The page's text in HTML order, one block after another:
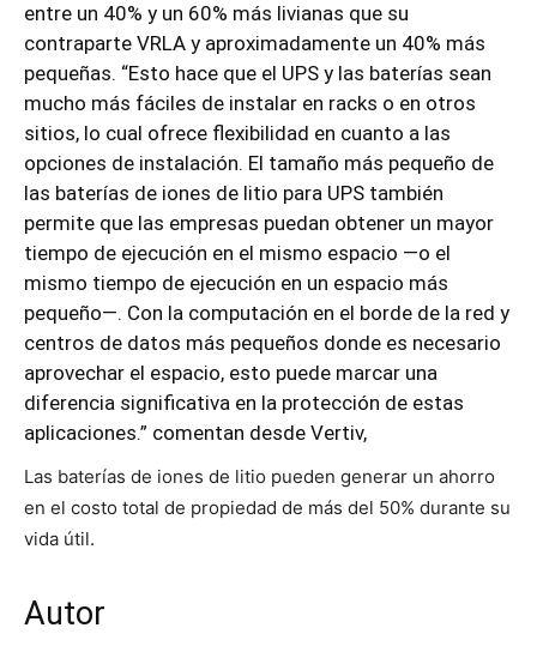
entre un 40% y un 60% más livianas que su
contraparte VRLA y aproximadamente un 40% más
pequeñas. “Esto hace que el UPS y las baterías sean
mucho más fáciles de instalar en racks o en otros
sitios, lo cual ofrece flexibilidad en cuanto a las
opciones de instalación. El tamaño más pequeño de
las baterías de iones de litio para UPS también
permite que las empresas puedan obtener un mayor
tiempo de ejecución en el mismo espacio —o el
mismo tiempo de ejecución en un espacio más
pequeño—. Con la computación en el borde de la red y
centros de datos más pequeños donde es necesario
aprovechar el espacio, esto puede marcar una
diferencia significativa en la protección de estas
aplicaciones.” comentan desde Vertiv,
Las baterías de iones de litio pueden generar un ahorro
en el costo total de propiedad de más del 50% durante su
vida útil.
Autor